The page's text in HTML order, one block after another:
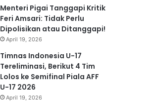
Menteri Pigai Tanggapi Kritik
Feri Amsari: Tidak Perlu
Dipolisikan atau Ditanggapi!
April 19, 2026
Timnas Indonesia U-17
Tereliminasi, Berikut 4 Tim
Lolos ke Semifinal Piala AFF
U-17 2026
April 19, 2026